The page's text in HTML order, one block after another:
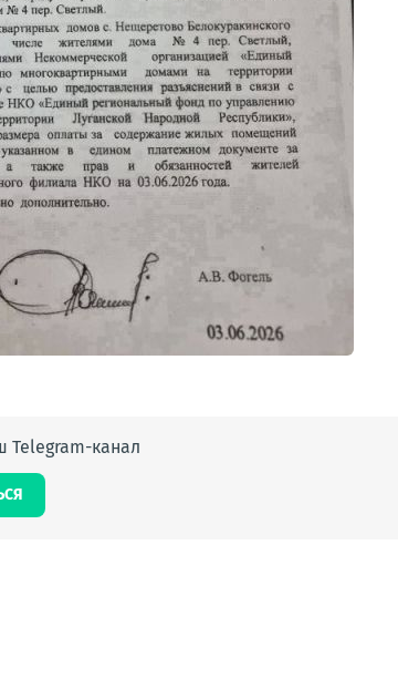
Telegram-канал